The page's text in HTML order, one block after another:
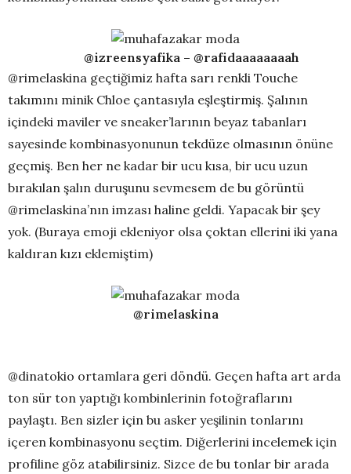
@izreensyafika– @rafidaaaaaaaah
@rimelaskina geçtiğimiz hafta sarı renkli Touche
takımını minik Chloe çantasıyla eşleştirmiş. Şalının
içindeki maviler ve sneaker’larının beyaz tabanları
sayesinde kombinasyonunun tekdüze olmasının önüne
geçmiş. Ben her ne kadar bir ucu kısa, bir ucu uzun
bırakılan şalın duruşunu sevmesem de bu görüntü
@rimelaskina’nın imzası haline geldi. Yapacak bir şey
yok. (Buraya emoji ekleniyor olsa çoktan ellerini iki yana
kaldıran kızı eklemiştim)
@rimelaskina
@dinatokio ortamlara geri döndü. Geçen hafta art arda
ton sür ton yaptığı kombinlerinin fotoğraflarını
paylaştı. Ben sizler için bu asker yeşilinin tonlarını
içeren kombinasyonu seçtim. Diğerlerini incelemek için
profiline göz atabilirsiniz. Sizce de bu tonlar bir arada